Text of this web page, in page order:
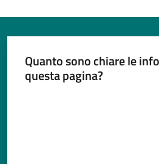
Quanto sono chiare le
questa pagina?